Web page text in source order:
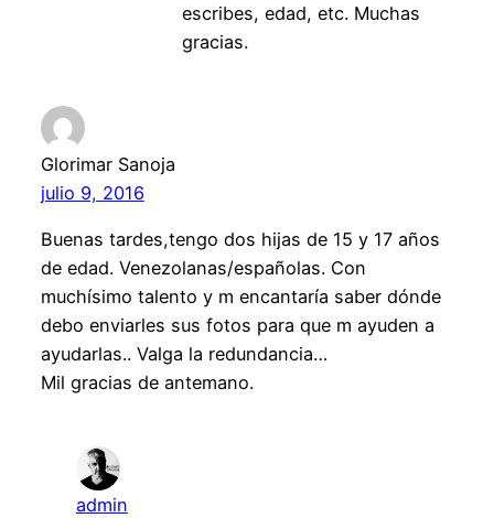
escribes, edad, etc. Muchas
gracias.
Glorimar Sanoja
julio 9, 2016
Buenas tardes,tengo dos hijas de 15 y 17 años
de edad. Venezolanas/españolas. Con
muchísimo talento y m encantaría saber dónde
debo enviarles sus fotos para que m ayuden a
ayudarlas.. Valga la redundancia…
Mil gracias de antemano.
admin